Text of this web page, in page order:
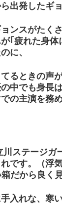
出発したギ
ンスがたく
｢疲れた身体
に、
るときの声
中でも身長
の主演を務
ステージガ
です。（浮
だから良く
手入れな、寒